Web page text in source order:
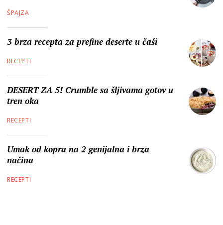
ŠPAJZA
3 brza recepta za prefine deserte u čaši
RECEPTI
DESERT ZA 5! Crumble sa šljivama gotov u
tren oka
RECEPTI
Umak od kopra na 2 genijalna i brza
načina
RECEPTI